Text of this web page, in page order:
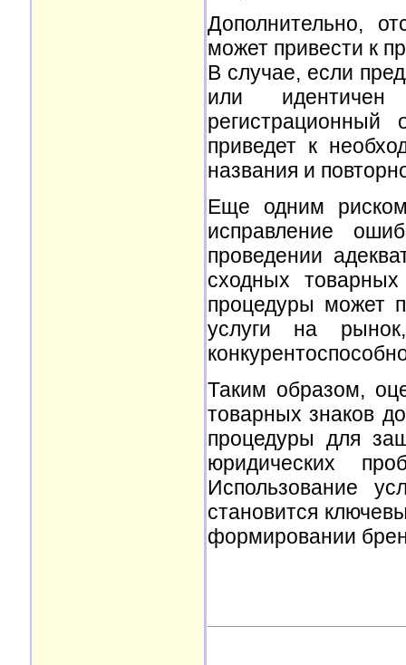
Дополнительно,
может привести к
В случае, если
или идентичен
регистрационный
приведет к
названия и
Еще одним
исправление
проведении
сходных
процедуры может
услуги на
Таким образом,
товарных знаков
процедуры для
юридических
Использование
становится
формировании